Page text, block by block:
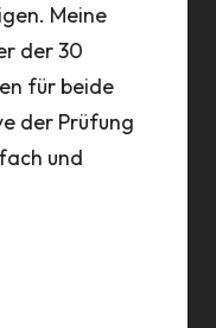
Meine
der 30
für beide
der Prüfung
und